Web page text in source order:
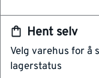
Hent selv
Velg varehus for å
lagerstatus
Gir et helhetlig
Forbedrer
Hjørne 8mm polert